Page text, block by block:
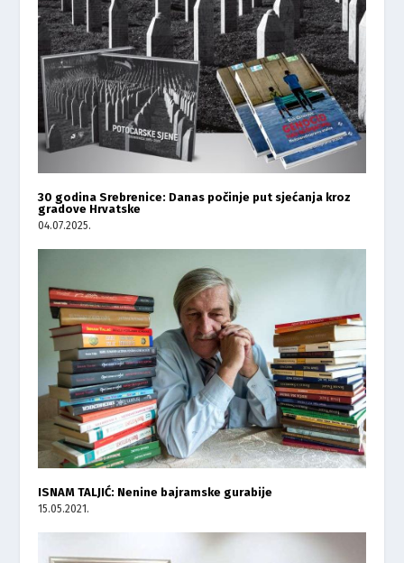
30 godina Srebrenice: Danas počinje put sjećanja kroz
gradove Hrvatske
04.07.2025.
ISNAM TALJIĆ: Nenine bajramske gurabije
15.05.2021.